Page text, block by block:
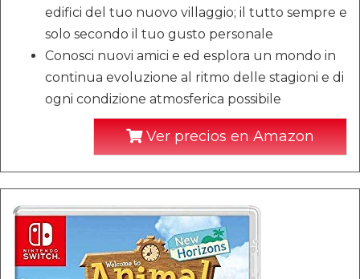
edifici del tuo nuovo villaggio; il tutto sempre e
solo secondo il tuo gusto personale
Conosci nuovi amici e ed esplora un mondo in
continua evoluzione al ritmo delle stagioni e di
ogni condizione atmosferica possibile
Ver precios en Amazon